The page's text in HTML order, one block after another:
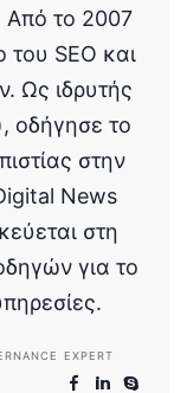
Από το 2007
του SEO και
Ως ιδρυτής
οδήγησε το
στην
News
στη
για το
EXPERT